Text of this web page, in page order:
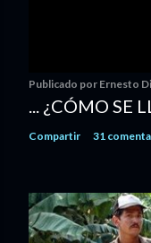
Publicado por Ernesto
... ¿CÓMO SE
Compartir 31